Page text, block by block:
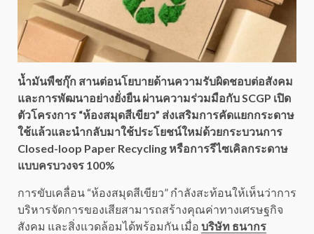
น้ำมันพืชกุ๊ก สานต่อนโยบายด้านความรับผิดชอบต่อสังคม
และการพัฒนาอย่างยั่งยืน ผ่านความร่วมมือกับ SCGP เปิด
ตัวโครงการ “ห้องสมุดสีเขียว” ส่งเสริมการคัดแยกกระดาษ
ใช้แล้วและนำกลับมาใช้ประโยชน์ใหม่ด้วยกระบวนการ
Closed-loop Paper Recycling หรือการรีไซเคิลกระดาษ
แบบครบวงจร 100%
การขับเคลื่อน “ห้องสมุดสีเขียว” กำลังสะท้อนให้เห็นว่าการ
บริหารจัดการของเสียสามารถสร้างคุณค่าทางเศรษฐกิจ
สังคม และสิ่งแวดล้อมได้พร้อมกัน เมื่อ บริษัท ธนากร